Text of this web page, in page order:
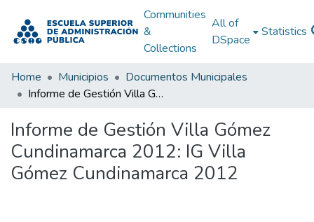
Communities
&
Collections
All of
DSpace
Statistics
Home Municipios
Documentos Municipales
Informe de Gestión Villa Gómez Cundinamarca 2012: IG Villa Gómez Cundinamarca 2012
Informe de Gestión Villa Gómez
Cundinamarca 2012: IG Villa
Gómez Cundinamarca 2012